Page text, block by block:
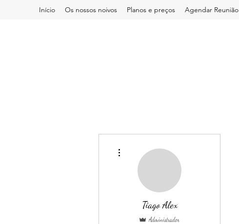
Início Os nossos noivos Planos e preços Agendar Reunião
Tiago Alex
Administrador